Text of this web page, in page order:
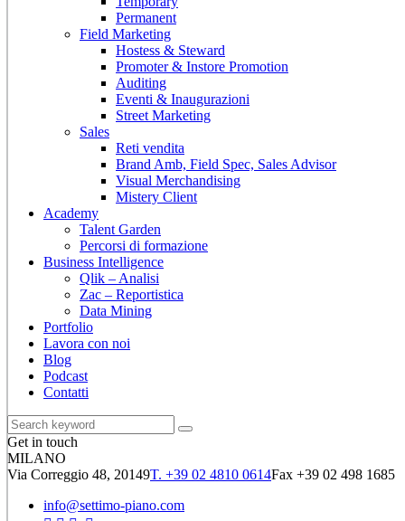
Permanent
Field Marketing
Hostess & Steward
Promoter & Instore Promotion
Auditing
Eventi & Inaugurazioni
Street Marketing
Sales
Reti vendita
Brand Amb, Field Spec, Sales Advisor
Visual Merchandising
Mistery Client
Academy
Talent Garden
Percorsi di formazione
Business Intelligence
Qlik – Analisi
Zac – Reportistica
Data Mining
Portfolio
Lavora con noi
Blog
Podcast
Contatti
Get in touch
MILANO
Via Correggio 48, 20149T. +39 02 4810 0614Fax +39 02 498 1685
info@settimo-piano.com